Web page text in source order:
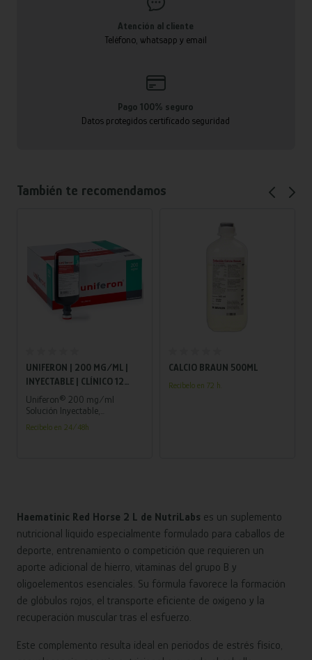
Atención al cliente
Teléfono, whatsapp y email
Pago 100% seguro
Datos protegidos certificado seguridad
También te recomendamos
UNIFERON | 200 MG/ML |
INYECTABLE | CLÍNICO 12
UNIDADES
Uniferon® 200 mg/ml
Solución Inyectable,
administración de hierro
rápida y sencilla
Recíbelo en 24/48h
CALCIO BRAUN 500ML
Recíbelo en 72 h.
Haematinic Red Horse 2 L de NutriLabs es un suplemento
nutricional líquido especialmente formulado para caballos de
deporte, entrenamiento o competición que requieren un
aporte adicional de hierro, vitaminas del grupo B y
oligoelementos esenciales. Su fórmula favorece la formación
de glóbulos rojos, el transporte eficiente de oxígeno y la
recuperación muscular tras el esfuerzo.
Este complemento resulta ideal en periodos de estrés físico,